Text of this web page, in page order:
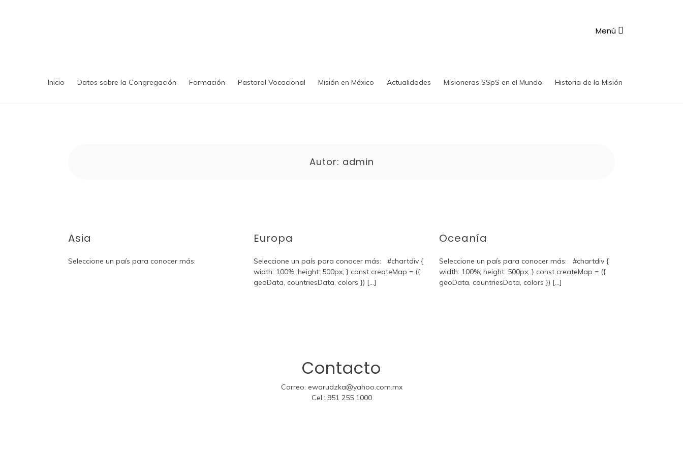
Menú
Inicio Datos sobre la Congregación Formación Pastoral Vocacional Misión en México Actualidades Misioneras SSpS en el Mundo Historia de la Misión
Autor: admin
Asia
Seleccione un país para conocer más:
Europa
Seleccione un país para conocer más: #chartdiv {
width: 100%; height: 500px; } const createMap = ({
geoData, countriesData, colors }) [...]
Oceanía
Seleccione un país para conocer más: #chartdiv {
width: 100%; height: 500px; } const createMap = ({
geoData, countriesData, colors }) [...]
Contacto
Correo: ewarudzka@yahoo.com.mx
Cel.: 951 255 1000